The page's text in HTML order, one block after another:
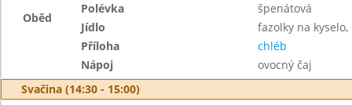
Oběd
Polévka
špenátová
Jídlo
fazolky na kyselo,
Příloha
chléb
Nápoj
ovocný čaj
Svačina (14:30 - 15:00)